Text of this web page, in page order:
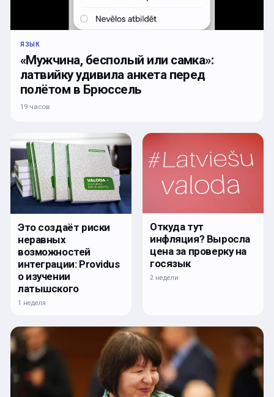
ЯЗЫК
«Мужчина, бесполый или самка»:
латвийку удивила анкета перед
полётом в Брюссель
19 часов
Это создаёт риски
неравных
возможностей
интеграции: Providus
о изучении
латышского
1 неделя
Откуда тут
инфляция? Выросла
цена за проверку на
госязык
2 недели